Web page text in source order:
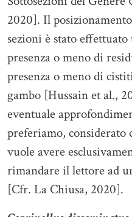
2020]. Il
sezioni è stato
presenza o meno di
presenza o meno di
gambo [Hussain et al.,
eventuale
preferiamo,
vuole avere
rimandare il lettore ad
[Cfr. La Chiusa, 2020].